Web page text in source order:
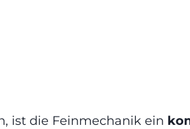
ist die Feinmechanik ein